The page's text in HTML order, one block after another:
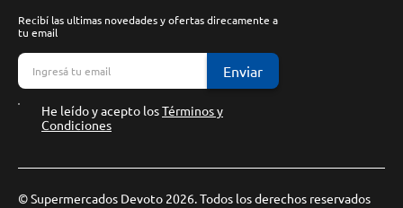
Recibí las ultimas novedades y ofertas direcamente a
tu email
Enviar
He leído y acepto losTérminos y
Condiciones
© Supermercados Devoto 2026. Todos los derechos reservados